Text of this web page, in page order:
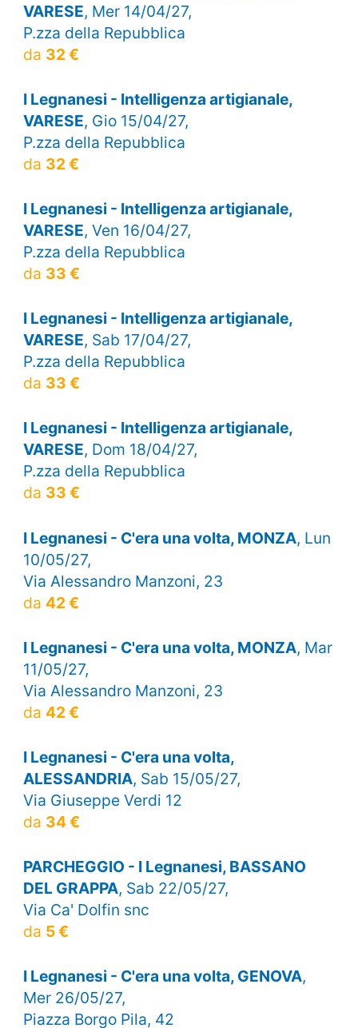
VARESE, Mer 14/04/27,
P.zza della Repubblica
da 32 €
I Legnanesi - Intelligenza artigianale,
VARESE, Gio 15/04/27,
P.zza della Repubblica
da 32 €
I Legnanesi - Intelligenza artigianale,
VARESE, Ven 16/04/27,
P.zza della Repubblica
da 33 €
I Legnanesi - Intelligenza artigianale,
VARESE, Sab 17/04/27,
P.zza della Repubblica
da 33 €
I Legnanesi - Intelligenza artigianale,
VARESE, Dom 18/04/27,
P.zza della Repubblica
da 33 €
I Legnanesi - C'era una volta, MONZA, Lun
10/05/27,
Via Alessandro Manzoni, 23
da 42 €
I Legnanesi - C'era una volta, MONZA, Mar
11/05/27,
Via Alessandro Manzoni, 23
da 42 €
I Legnanesi - C'era una volta,
ALESSANDRIA, Sab 15/05/27,
Via Giuseppe Verdi 12
da 34 €
PARCHEGGIO - I Legnanesi, BASSANO
DEL GRAPPA, Sab 22/05/27,
Via Ca' Dolfin snc
da 5 €
I Legnanesi - C'era una volta, GENOVA,
Mer 26/05/27,
Piazza Borgo Pila, 42